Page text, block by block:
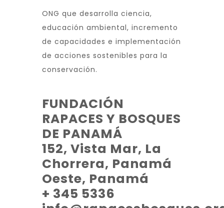
ONG que desarrolla ciencia,
educación ambiental, incremento
de capacidades e implementación
de acciones sostenibles para la
conservación.
FUNDACIÓN
RAPACES Y BOSQUES
DE PANAMÁ
152, Vista Mar, La
Chorrera, Panamá
Oeste, Panamá
+ 345 5336